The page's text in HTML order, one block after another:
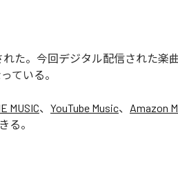
れた。今回デジタル配信された楽曲
ている。
MUSIC、 YouTube Music、 Amazon
る。